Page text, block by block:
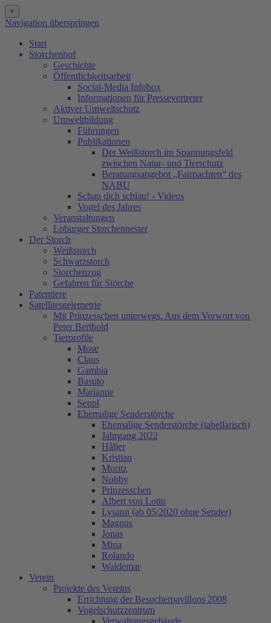
×
Navigation überspringen
Start
Storchenhof
Geschichte
Öffentlichkeitsarbeit
Social-Media Infobox
Informationen für Pressevertreter
Aktiver Umweltschutz
Umweltbildung
Führungen
Publikationen
Der Weißstorch im Spannungsfeld
zwischen Natur- und Tierschutz
Beratungsangebot „Fairpachten“ des
NABU
Schau dich schlau! - Videos
Vogel des Jahres
Veranstaltungen
Loburger Storchennester
Der Storch
Weißstorch
Schwarzstorch
Storchenzug
Gefahren für Störche
Patentiere
Satellitentelemetrie
Mit Prinzesschen unterwegs. Aus dem Vorwort von
Peter Berthold
Tierprofile
Mose
Claus
Gambia
Basuto
Marianne
Seppl
Ehemalige Senderstörche
Ehemalige Senderstörche (tabellarisch)
Jahrgang 2022
Håljer
Kristian
Moritz
Nobby
Prinzesschen
Albert von Lotto
Lysann (ab 05/2020 ohne Sender)
Magnus
Jonas
Mina
Rolando
Waldemar
Verein
Projekte des Vereins
Errichtung der Besucherpavillons 2008
Vogelschutzzentrum
Verwaltungsgebäude